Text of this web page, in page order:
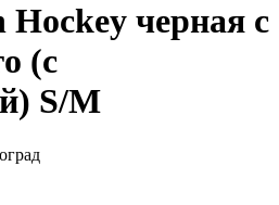
Hockey черная с
(с
S/М